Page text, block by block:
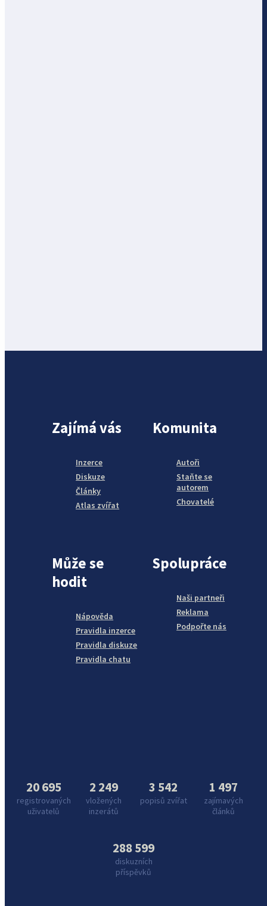
Zajímá vás
Inzerce
Diskuze
Články
Atlas zvířat
Komunita
Autoři
Staňte se
autorem
Chovatelé
Může se
hodit
Nápověda
Pravidla inzerce
Pravidla diskuze
Pravidla chatu
Spolupráce
Naši partneři
Reklama
Podpořte nás
20 695
registrovaných
uživatelů
2 249
vložených
inzerátů
3 542
popisů zvířat
1 497
zajímavých
článků
288 599
diskuzních
příspěvků